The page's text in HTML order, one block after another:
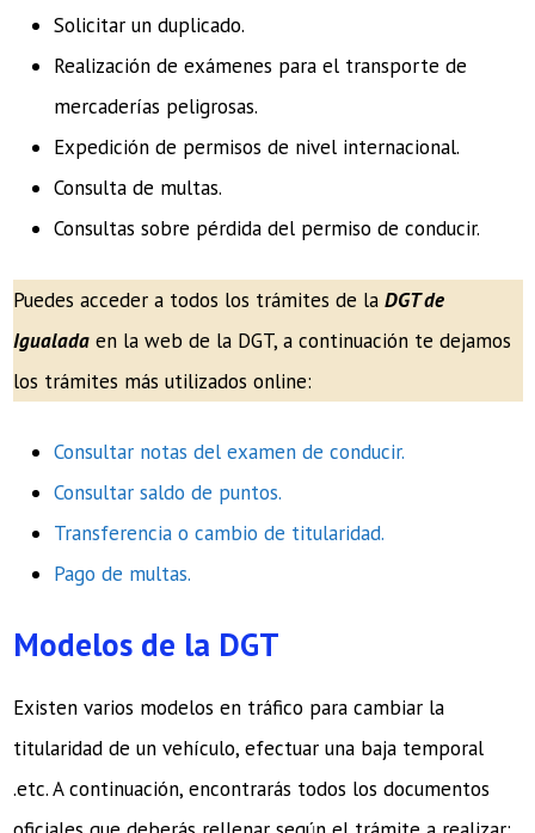
Solicitar un duplicado.
Realización de exámenes para el transporte de
mercaderías peligrosas.
Expedición de permisos de nivel internacional.
Consulta de multas.
Consultas sobre pérdida del permiso de conducir.
Puedes acceder a todos los trámites de la DGT de
Igualada en la web de la DGT, a continuación te dejamos
los trámites más utilizados online:
Consultar notas del examen de conducir.
Consultar saldo de puntos.
Transferencia o cambio de titularidad.
Pago de multas.
Modelos de la DGT
Existen varios modelos en tráfico para cambiar la
titularidad de un vehículo, efectuar una baja temporal
.etc. A continuación, encontrarás todos los documentos